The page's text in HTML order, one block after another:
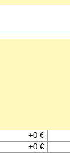
+0 €
+0 €